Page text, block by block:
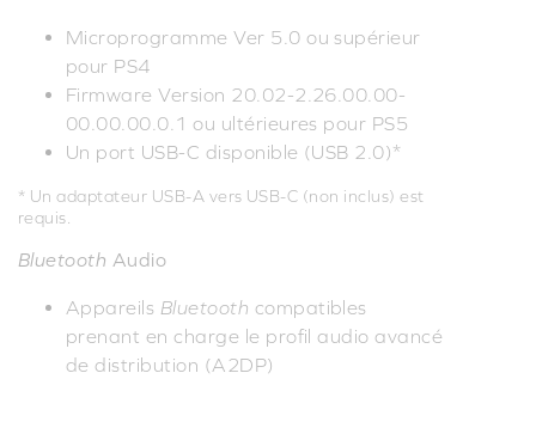
Microprogramme Ver 5.0 ou supérieur
pour PS4
Firmware Version 20.02-2.26.00.00-
00.00.00.0.1 ou ultérieures pour PS5
Un port USB-C disponible (USB 2.0)*
* Un adaptateur USB-A vers USB-C (non inclus) est
requis.
Bluetooth Audio
Appareils Bluetooth compatibles
prenant en charge le profil audio avancé
de distribution (A2DP)